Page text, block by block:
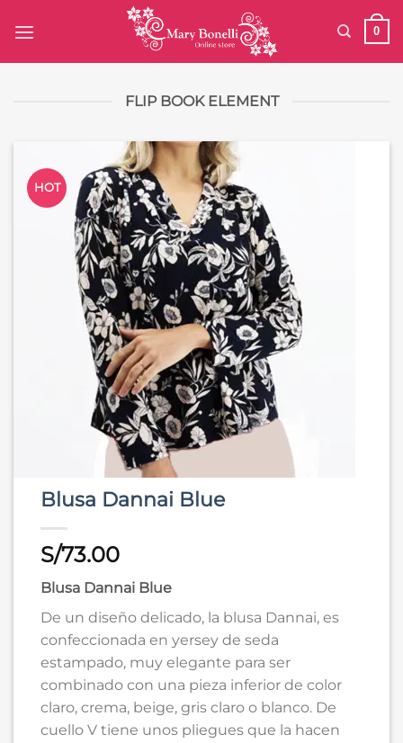
0
FLIP BOOK ELEMENT
HOT
Blusa Dannai Blue
S/73.00
Blusa Dannai Blue
De un diseño delicado, la blusa Dannai, es
confeccionada en yersey de seda
estampado, muy elegante para ser
combinado con una pieza inferior de color
claro, crema, beige, gris claro o blanco. De
cuello V tiene unos pliegues que la hacen